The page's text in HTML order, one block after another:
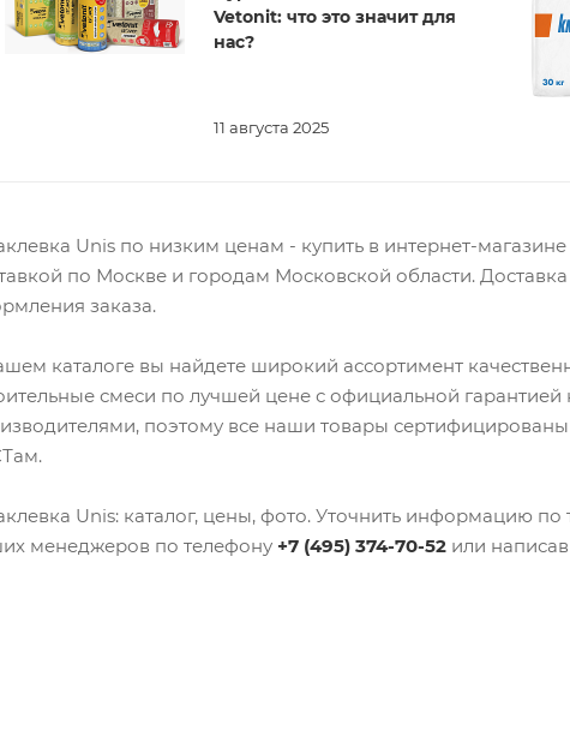
11 августа 2025
Vetonit: что это значит для
нас?
Unis по низким ценам - купить в интернет-
по Москве и городам Московской области.
заказа.
каталоге вы найдете широкий ассортимент
смеси по лучшей цене с официальной
поэтому все наши товары
Unis: каталог, цены, фото. Уточнить информацию
менеджеров по телефону +7 (495) 374-70-52 или